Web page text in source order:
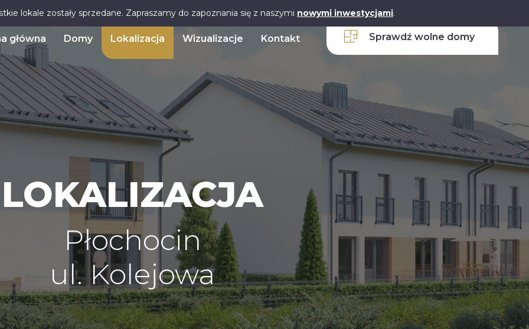
lokale zostały sprzedane. Zapraszamy do zapoznania się z naszymi nowymi inwestycjami.
główna Domy Lokalizacja Wizualizacje Kontakt Sprawdź wolne domy
LOKALIZACJA
Płochocin
ul. Kolejowa